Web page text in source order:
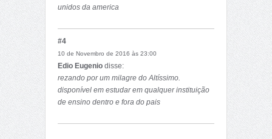
unidos da america
#4
10 de Novembro de 2016 às 23:00
Edio Eugenio disse:
rezando por um milagre do Altíssimo.
disponível em estudar em qualquer instituição
de ensino dentro e fora do pais